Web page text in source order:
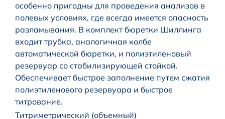
особенно пригодны для проведения анализов в
полевых условиях, где всегда имеется опасность
разламывания. В комплект бюретки Шиллинга
входит трубка, аналогичная колбе
автоматической бюретки, и полиэтиленовый
резервуар со стабилизирующей стойкой.
Обеспечивает быстрое заполнение путем сжатия
полиэтиленового резервуара и быстрое
титрование.
Титриметрический (объемный)